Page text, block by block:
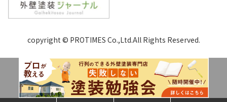
copyright © PROTIMES Co.,Ltd.All Rights Reserved.